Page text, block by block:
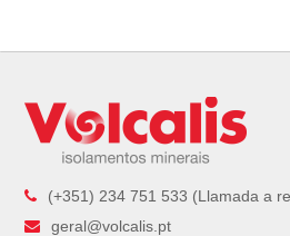
(+351) 234 751 533 (Llamada a
geral@volcalis.pt